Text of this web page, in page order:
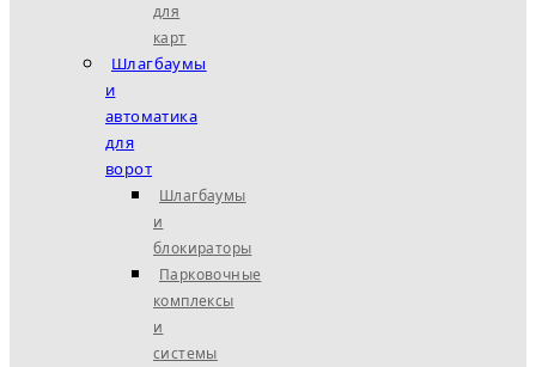
для
карт
Шлагбаумы
и
автоматика
для
ворот
Шлагбаумы
и
блокираторы
Парковочные
комплексы
и
системы